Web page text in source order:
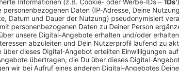
Anzeige
Die Verschiebung liegt an der
der Flughäfen noch abwarten, bis es
deswegen der 19. Juli erwartet. Dann